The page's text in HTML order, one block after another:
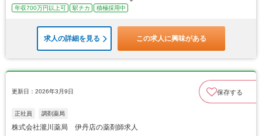
年収700万円以上可 駅チカ 積極採用中
求人の詳細を見る この求人に興味がある
更新日：2026年3月9日 保存する
正社員 調剤薬局
株式会社瀧川薬局 伊丹店の薬剤師求人